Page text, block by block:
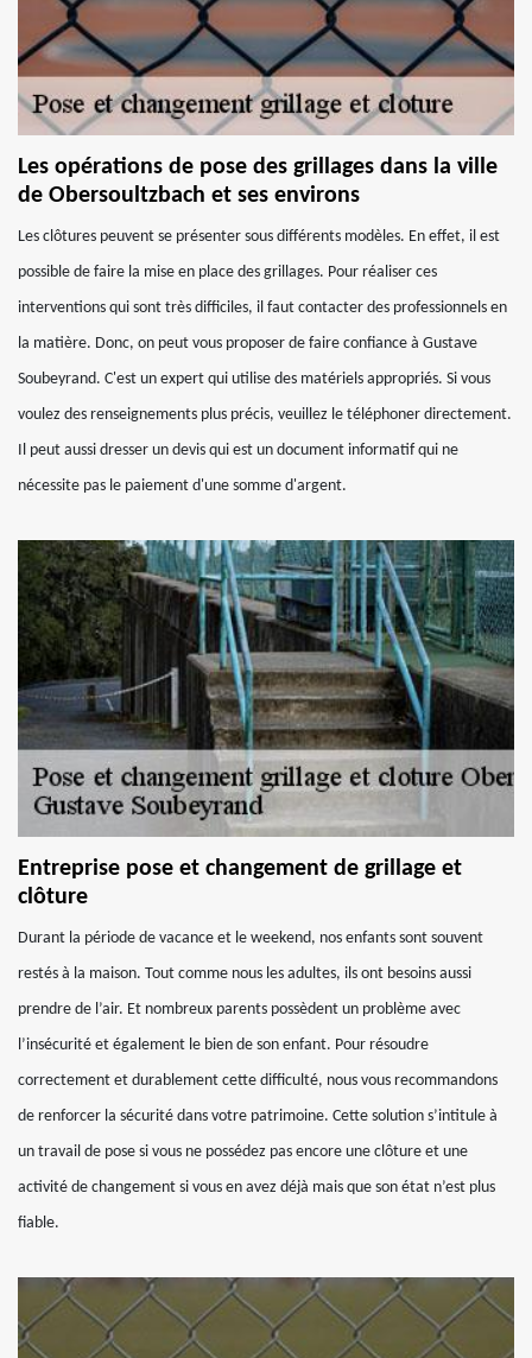
Les opérations de pose des grillages dans la ville
de Obersoultzbach et ses environs
Les clôtures peuvent se présenter sous différents modèles. En effet, il est
possible de faire la mise en place des grillages. Pour réaliser ces
interventions qui sont très difficiles, il faut contacter des professionnels en
la matière. Donc, on peut vous proposer de faire confiance à Gustave
Soubeyrand. C'est un expert qui utilise des matériels appropriés. Si vous
voulez des renseignements plus précis, veuillez le téléphoner directement.
Il peut aussi dresser un devis qui est un document informatif qui ne
nécessite pas le paiement d'une somme d'argent.
Entreprise pose et changement de grillage et
clôture
Durant la période de vacance et le weekend, nos enfants sont souvent
restés à la maison. Tout comme nous les adultes, ils ont besoins aussi
prendre de l’air. Et nombreux parents possèdent un problème avec
l’insécurité et également le bien de son enfant. Pour résoudre
correctement et durablement cette difficulté, nous vous recommandons
de renforcer la sécurité dans votre patrimoine. Cette solution s’intitule à
un travail de pose si vous ne possédez pas encore une clôture et une
activité de changement si vous en avez déjà mais que son état n’est plus
fiable.